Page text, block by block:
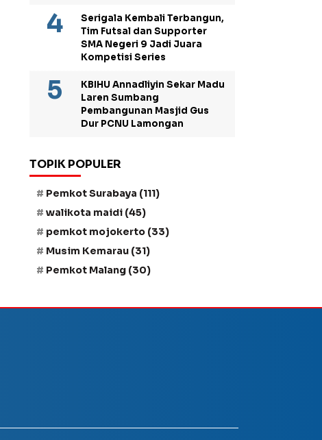
Serigala Kembali Terbangun,
Tim Futsal dan Supporter
SMA Negeri 9 Jadi Juara
Kompetisi Series
KBIHU Annadliyin Sekar Madu
Laren Sumbang
Pembangunan Masjid Gus
Dur PCNU Lamongan
TOPIK POPULER
Pemkot Surabaya (111)
walikota maidi (45)
pemkot mojokerto (33)
Musim Kemarau (31)
Pemkot Malang (30)